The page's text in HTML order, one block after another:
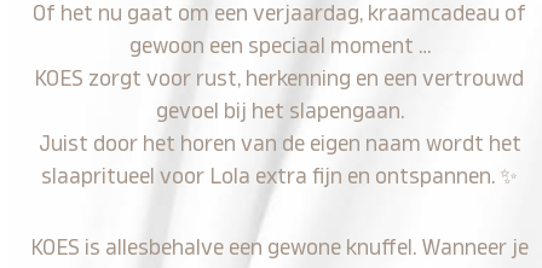
Of het nu gaat om een verjaardag, kraamcadeau of
gewoon een speciaal moment …
KOES zorgt voor rust, herkenning en een vertrouwd
gevoel bij het slapengaan.
Juist door het horen van de eigen naam wordt het
slaapritueel voor Lola extra fijn en ontspannen. ✨
KOES is allesbehalve een gewone knuffel. Wanneer je